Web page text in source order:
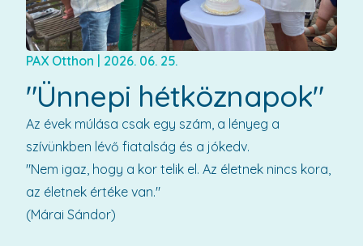
PAX Otthon | 2026. 06. 25.
"Ünnepi hétköznapok"
Az évek múlása csak egy szám, a lényeg a
szívünkben lévő fiatalság és a jókedv.
"Nem igaz, hogy a kor telik el. Az életnek nincs kora,
az életnek értéke van."
(Márai Sándor)